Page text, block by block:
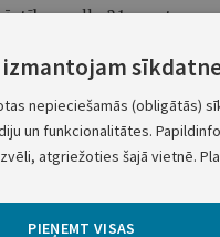
ruļļa 21. pantam
vietu izpilda Saeimas
Valsts
Egils
nepieciešamās (obligātās)
un funkcionalitātes.
atgriežoties šajā vietnē.
PIEŅEMT VISAS